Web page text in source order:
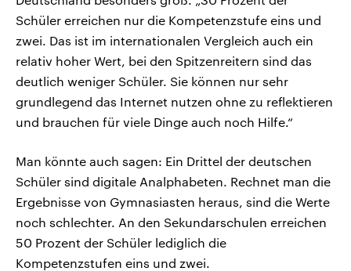
Schüler erreichen nur die Kompetenzstufe eins und
zwei. Das ist im internationalen Vergleich auch ein
relativ hoher Wert, bei den Spitzenreitern sind das
deutlich weniger Schüler. Sie können nur sehr
grundlegend das Internet nutzen ohne zu reflektieren
und brauchen für viele Dinge auch noch Hilfe.“
Man könnte auch sagen: Ein Drittel der deutschen
Schüler sind digitale Analphabeten. Rechnet man die
Ergebnisse von Gymnasiasten heraus, sind die Werte
noch schlechter. An den Sekundarschulen erreichen
50 Prozent der Schüler lediglich die
Kompetenzstufen eins und zwei.